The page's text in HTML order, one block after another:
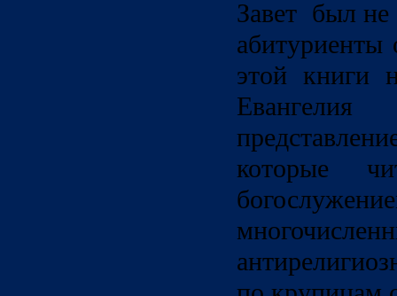
Завет был
абитуриенты
этой книги
которые